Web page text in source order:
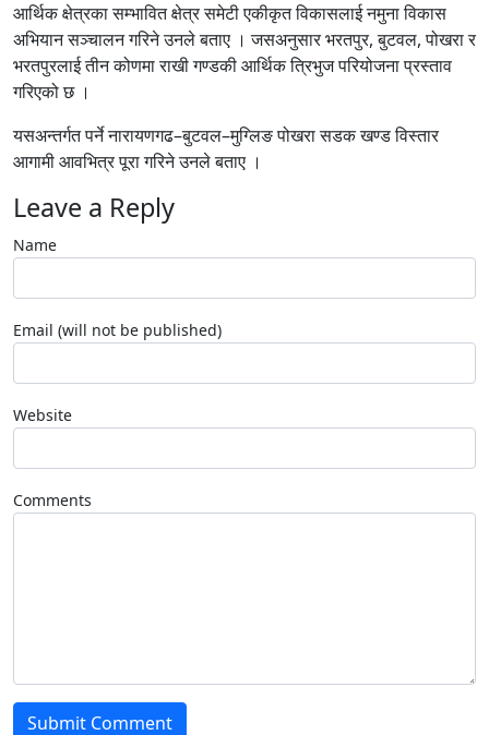
आर्थिक क्षेत्रका सम्भावित क्षेत्र समेटी एकीकृत विकासलाई नमुना विकास
अभियान सञ्चालन गरिने उनले बताए । जसअनुसार भरतपुर, बुटवल, पोखरा र
भरतपुरलाई तीन कोणमा राखी गण्डकी आर्थिक त्रिभुज परियोजना प्रस्ताव
गरिएको छ ।
यसअन्तर्गत पर्ने नारायणगढ–बुटवल–मुग्लिङ पोखरा सडक खण्ड विस्तार
आगामी आवभित्र पूरा गरिने उनले बताए ।
Leave a Reply
Name
Email (will not be published)
Website
Comments